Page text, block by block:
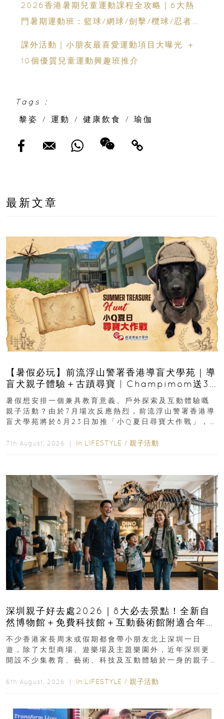
2026香港暑期兒童運動課程全攻略｜6大熱
門暑期運動班：籃球/網球/劍擊/欖球/忍者訓
課外活動｜小朋友最喜愛運動項目大曝光 ＋
10個優質兒童運動興趣班推介
Tags :
黎姿
/ 運動 / 健康飲食 / 瑜伽
最新文章
【暑假必玩】前流浮山警署香港導盲犬學苑｜導
盲犬親子體驗＋古蹟尋寶 | Champimom送3
組免費名額
暑假想安排一個兼具教育意義、戶外探索及互動體驗嘅
親子活動？由於7月場次反應熱烈，前流浮山警署香港導
盲犬學苑將於8月23日加推「小Q夏日尋寶大作戰」，家
7th August, 2026 ｜ In LIFESTYLE / 親子活動
深圳親子好去處2026｜8大必去景點！全新自
然博物館＋免費科技館＋互動藝術館附適合年
齡、交通、門票、開放時間
不少香港家長周末或假期都會帶小朋友北上深圳一日
遊，除了大型商場、遊樂場及主題樂園外，近年深圳更
開設不少集教育、藝術、科技及互動體驗於一身的親子
6th August, 2026 ｜ In LIFESTYLE / 親子活動